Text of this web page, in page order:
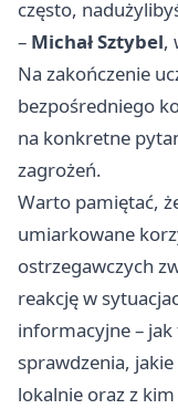
często,
– Michał Sztybel,
Na zakończenie
bezpośredniego
na konkretne
zagrożeń.
Warto pamiętać,
umiarkowane
ostrzegawczych
reakcję w
informacyjne –
sprawdzenia,
lokalnie oraz z